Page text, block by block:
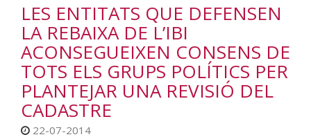
LES ENTITATS QUE DEFENSEN
LA REBAIXA DE L’IBI
ACONSEGUEIXEN CONSENS DE
TOTS ELS GRUPS POLÍTICS PER
PLANTEJAR UNA REVISIÓ DEL
CADASTRE
22-07-2014